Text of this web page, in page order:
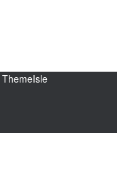
ThemeIsle